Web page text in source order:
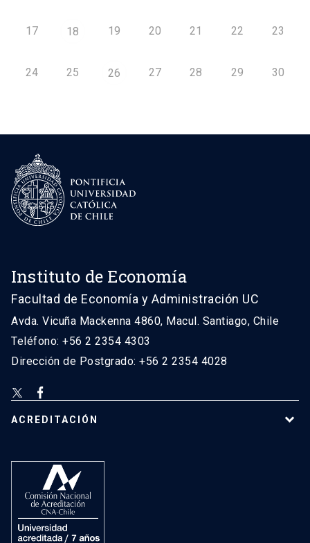
17 18 19 20 21 22 23
24 25 26 27 28 29 30
Instituto de Economía
Facultad de Economía y Administración UC
Avda. Vicuña Mackenna 4860, Macul. Santiago, Chile
Teléfono: +56 2 2354 4303
Dirección de Postgrado: +56 2 2354 4028
ACREDITACIÓN